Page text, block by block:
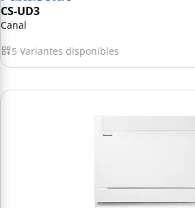
CS-UD3
Canal
5 Variantes disponibles